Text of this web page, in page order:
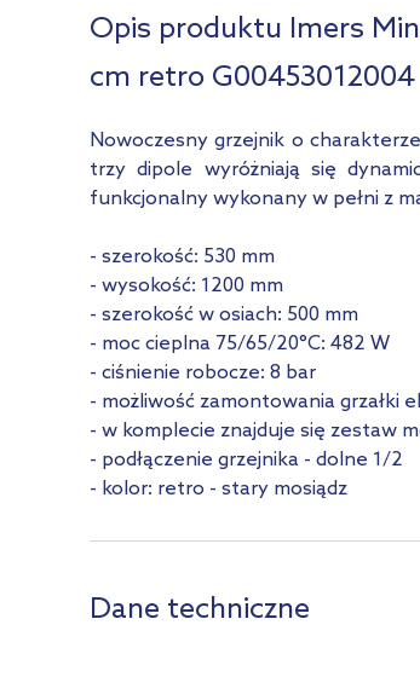
Opis produktu Imers
cm retro G00453012004
Nowoczesny grzejnik o
trzy dipole wyróżniają się
funkcjonalny wykonany w pełni z
- szerokość: 530 mm
- wysokość: 1200 mm
- szerokość w osiach: 500 mm
- moc cieplna 75/65/20°C: 482 W
- ciśnienie robocze: 8 bar
- możliwość zamontowania grzałki
- w komplecie znajduje się zestaw
- podłączenie grzejnika - dolne 1/2
- kolor: retro - stary mosiądz
Dane techniczne